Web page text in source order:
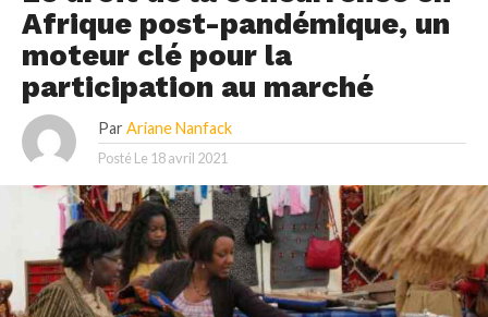
Afrique post-pandémique, un
moteur clé pour la
participation au marché
Par Ariane Nanfack
Posté Le 18 avril 2021